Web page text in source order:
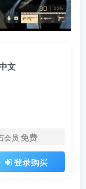
文
会员 免费
登录购买